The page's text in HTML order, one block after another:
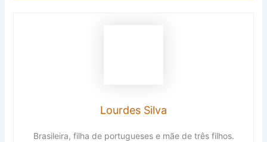
Lourdes Silva
Brasileira, filha de portugueses e mãe de três filhos.